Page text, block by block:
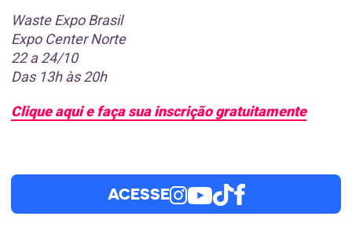
Waste Expo Brasil
Expo Center Norte
22 a 24/10
Das 13h às 20h
Clique aqui e faça sua inscrição gratuitamente
ACESSE